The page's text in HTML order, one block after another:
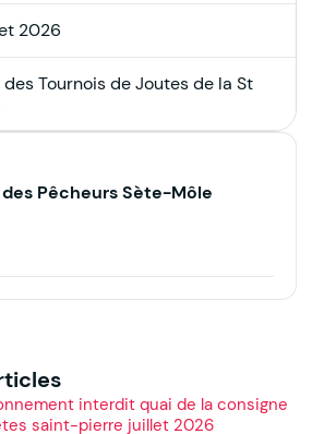
2026
Tournois de Joutes de la St
Pêcheurs Sète-Môle